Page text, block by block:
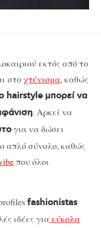
εκτός από το
στοχτένισμα, καθώς
hairstyle μπορεί να
. Αρκεί να
για να δώσει
απλό σύνολο, καθώς
που όλοι
fashionistas
ιδέες γιαεύκολα